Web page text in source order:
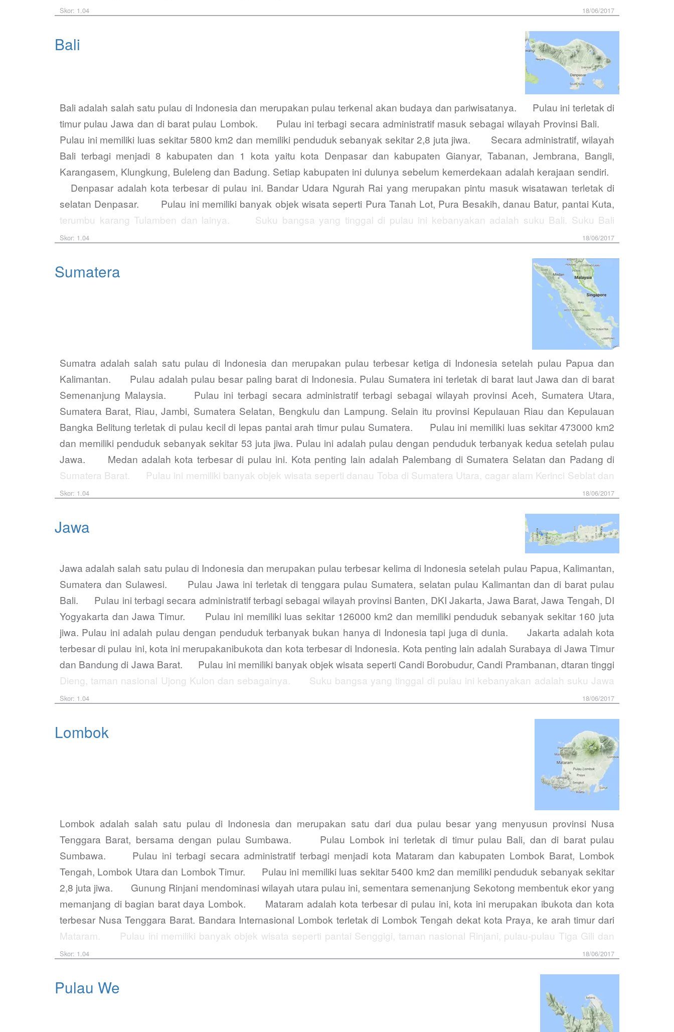
yang tinggal di pulau ini…
Skor: 1.04 18/06/2017
Bali
Bali adalah salah satu pulau di Indonesia dan merupakan pulau terkenal akan budaya dan pariwisatanya. Pulau ini terletak di
timur pulau Jawa dan di barat pulau Lombok. Pulau ini terbagi secara administratif masuk sebagai wilayah Provinsi Bali.
Pulau ini memiliki luas sekitar 5800 km2 dan memiliki penduduk sebanyak sekitar 2,8 juta jiwa. Secara administratif, wilayah
Bali terbagi menjadi 8 kabupaten dan 1 kota yaitu kota Denpasar dan kabupaten Gianyar, Tabanan, Jembrana, Bangli,
Karangasem, Klungkung, Buleleng dan Badung. Setiap kabupaten ini dulunya sebelum kemerdekaan adalah kerajaan sendiri.
Denpasar adalah kota terbesar di pulau ini. Bandar Udara Ngurah Rai yang merupakan pintu masuk wisatawan terletak di
selatan Denpasar. Pulau ini memiliki banyak objek wisata seperti Pura Tanah Lot, Pura Besakih, danau Batur, pantai Kuta,
terumbu karang Tulamben dan lainya. Suku bangsa yang tinggal di pulau ini kebanyakan adalah suku Bali. Suku Bali
umumnya beragama Hindu…
Skor: 1.04 18/06/2017
Sumatera
Sumatra adalah salah satu pulau di Indonesia dan merupakan pulau terbesar ketiga di Indonesia setelah pulau Papua dan
Kalimantan. Pulau adalah pulau besar paling barat di Indonesia. Pulau Sumatera ini terletak di barat laut Jawa dan di barat
Semenanjung Malaysia. Pulau ini terbagi secara administratif terbagi sebagai wilayah provinsi Aceh, Sumatera Utara,
Sumatera Barat, Riau, Jambi, Sumatera Selatan, Bengkulu dan Lampung. Selain itu provinsi Kepulauan Riau dan Kepulauan
Bangka Belitung terletak di pulau kecil di lepas pantai arah timur pulau Sumatera. Pulau ini memiliki luas sekitar 473000 km2
dan memiliki penduduk sebanyak sekitar 53 juta jiwa. Pulau ini adalah pulau dengan penduduk terbanyak kedua setelah pulau
Jawa. Medan adalah kota terbesar di pulau ini. Kota penting lain adalah Palembang di Sumatera Selatan dan Padang di
Sumatera Barat. Pulau ini memiliki banyak objek wisata seperti danau Toba di Sumatera Utara, cagar alam Kerinci Seblat dan
pusat arkeologi…
Skor: 1.04 18/06/2017
Jawa
Jawa adalah salah satu pulau di Indonesia dan merupakan pulau terbesar kelima di Indonesia setelah pulau Papua, Kalimantan,
Sumatera dan Sulawesi. Pulau Jawa ini terletak di tenggara pulau Sumatera, selatan pulau Kalimantan dan di barat pulau
Bali. Pulau ini terbagi secara administratif terbagi sebagai wilayah provinsi Banten, DKI Jakarta, Jawa Barat, Jawa Tengah, DI
Yogyakarta dan Jawa Timur. Pulau ini memiliki luas sekitar 126000 km2 dan memiliki penduduk sebanyak sekitar 160 juta
jiwa. Pulau ini adalah pulau dengan penduduk terbanyak bukan hanya di Indonesia tapi juga di dunia. Jakarta adalah kota
terbesar di pulau ini, kota ini merupakanibukota dan kota terbesar di Indonesia. Kota penting lain adalah Surabaya di Jawa Timur
dan Bandung di Jawa Barat. Pulau ini memiliki banyak objek wisata seperti Candi Borobudur, Candi Prambanan, dtaran tinggi
Dieng, taman nasional Ujong Kulon dan sebagainya. Suku bangsa yang tinggal di pulau ini kebanyakan adalah suku Jawa
di…
Skor: 1.04 18/06/2017
Lombok
Lombok adalah salah satu pulau di Indonesia dan merupakan satu dari dua pulau besar yang menyusun provinsi Nusa
Tenggara Barat, bersama dengan pulau Sumbawa. Pulau Lombok ini terletak di timur pulau Bali, dan di barat pulau
Sumbawa. Pulau ini terbagi secara administratif terbagi menjadi kota Mataram dan kabupaten Lombok Barat, Lombok
Tengah, Lombok Utara dan Lombok Timur. Pulau ini memiliki luas sekitar 5400 km2 dan memiliki penduduk sebanyak sekitar
2,8 juta jiwa. Gunung Rinjani mendominasi wilayah utara pulau ini, sementara semenanjung Sekotong membentuk ekor yang
memanjang di bagian barat daya Lombok. Mataram adalah kota terbesar di pulau ini, kota ini merupakan ibukota dan kota
terbesar Nusa Tenggara Barat. Bandara Internasional Lombok terletak di Lombok Tengah dekat kota Praya, ke arah timur dari
Mataram. Pulau ini memiliki banyak objek wisata seperti pantai Senggigi, taman nasional Rinjani, pulau-pulau Tiga Gili dan
pantai Mandalika. Suku bangsa yang tinggal…
Skor: 1.04 18/06/2017
Pulau We